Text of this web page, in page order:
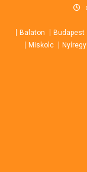
contentBalaton Budapest
Miskolc